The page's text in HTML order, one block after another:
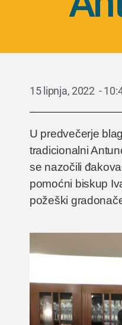
15 lipnja, 2022 -
U predvečerje
tradicionalni
se nazočili
pomoćni biskup
požeški